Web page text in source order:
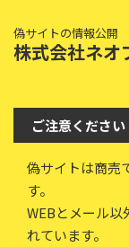
偽サイトの情報公開
株式会社ネオ
ご注意ください
偽サイトは商売
す。
WEBとメール以
れています。